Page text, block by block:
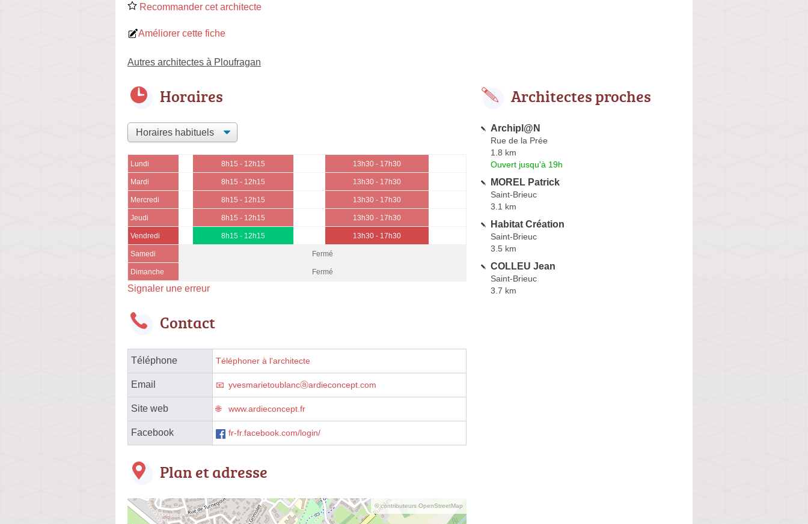
Recommander cet architecte
Améliorer cette fiche
Autres architectes à Ploufragan
Horaires
Lundi 8h15 - 12h15 13h30 - 17h30
Mardi 8h15 - 12h15 13h30 - 17h30
Mercredi 8h15 - 12h15 13h30 - 17h30
Jeudi 8h15 - 12h15 13h30 - 17h30
Vendredi 8h15 - 12h15 13h30 - 17h30
Samedi Fermé
Dimanche Fermé
Signaler une erreur
Contact
Téléphone Téléphoner à l'architecte
Email yvesmarietoublancⓐardieconcept.com
Site web www.ardieconcept.fr
Facebook fr-fr.facebook.com/login/
Plan et adresse
© contributeurs OpenStreetMap
Architectes proches
Archipl@N
Rue de la Prée
1.8 km
Ouvert jusqu'à 19h
MOREL Patrick
Saint-Brieuc
3.1 km
Habitat Création
Saint-Brieuc
3.5 km
COLLEU Jean
Saint-Brieuc
3.7 km